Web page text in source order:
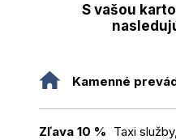
S vašou
Kamenné
Zľava 10 % Taxi